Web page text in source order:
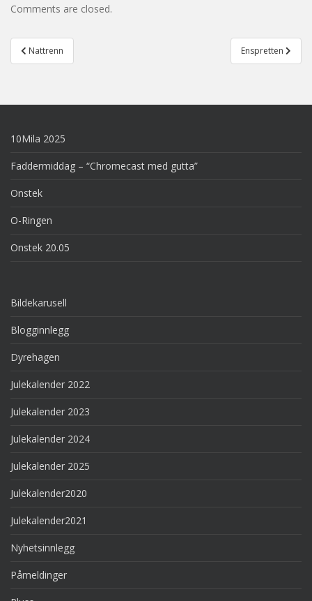
Comments are closed.
Post
navigation
Nattrenn Enspretten
10Mila 2025
Faddermiddag – “Chromecast med gutta”
Onstek
O-Ringen
Onstek 20.05
Bildekarusell
Blogginnlegg
Dyrehagen
Julekalender 2022
Julekalender 2023
Julekalender 2024
Julekalender 2025
Julekalender2020
Julekalender2021
Nyhetsinnlegg
Påmeldinger